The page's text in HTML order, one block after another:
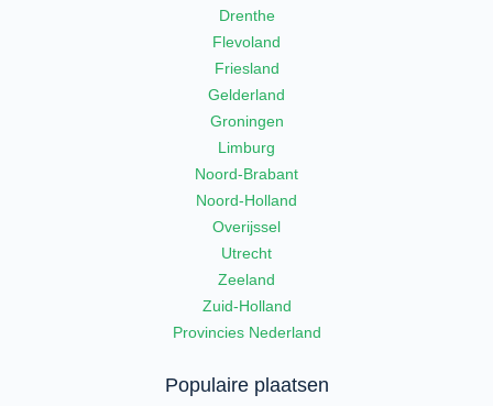
Drenthe
Flevoland
Friesland
Gelderland
Groningen
Limburg
Noord-Brabant
Noord-Holland
Overijssel
Utrecht
Zeeland
Zuid-Holland
Provincies Nederland
Populaire plaatsen